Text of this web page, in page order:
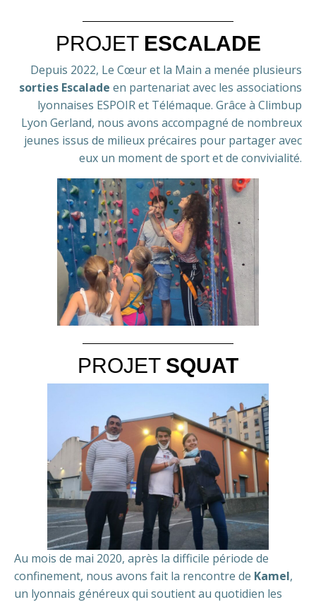
PROJET ESCALADE
Depuis 2022, Le Cœur et la Main a menée plusieurs
sorties Escalade en partenariat avec les associations
lyonnaises ESPOIR et Télémaque. Grâce à Climbup
Lyon Gerland, nous avons accompagné de nombreux
jeunes issus de milieux précaires pour partager avec
eux un moment de sport et de convivialité.
PROJET SQUAT
Au mois de mai 2020, après la difficile période de
confinement, nous avons fait la rencontre de Kamel,
un lyonnais généreux qui soutient au quotidien les